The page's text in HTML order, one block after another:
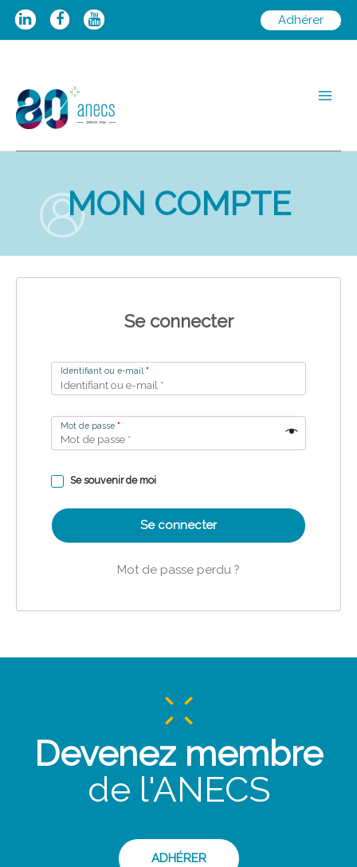
Aller
Adhérer
MON COMPTE
Se connecter
Identifiant ou e-mail *
Mot de passe *
Se souvenir de moi
Se connecter
Mot de passe perdu ?
Devenez membre
de l'ANECS
ADHÉRER